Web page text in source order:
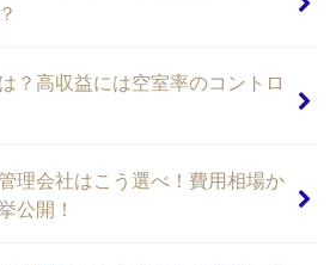
？高収益には空室率のコントロ
理会社はこう選べ！費用相場か
公開！